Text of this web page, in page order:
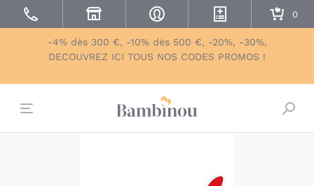
-4% dès 300 €, -10% dès 500 €, -20%, -30%,
DECOUVREZ ICI TOUS NOS CODES PROMOS !